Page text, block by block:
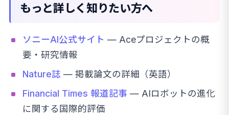
もっと詳しく知りたい方へ
ソニーAI公式サイト — Aceプロジェクトの概
要・研究情報
Nature誌 — 掲載論文の詳細（英語）
Financial Times 報道記事 — AIロボットの進化
に関する国際的評価